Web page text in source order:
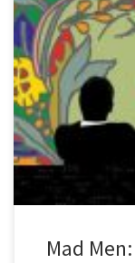
Mad Men ha vuelto.
Bad) comienza su
partes que
para su
que hay en ella es
Mad